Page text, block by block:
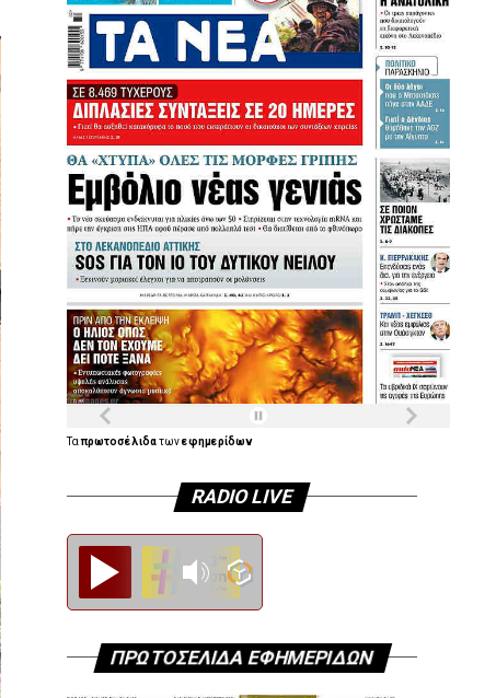
Ταπρωτοσέλιδατωνεφημερίδων
RADIO LIVE
ΠΡΩΤΟΣΕΛΙΔΑ ΕΦΗΜΕΡΙΔΩΝ